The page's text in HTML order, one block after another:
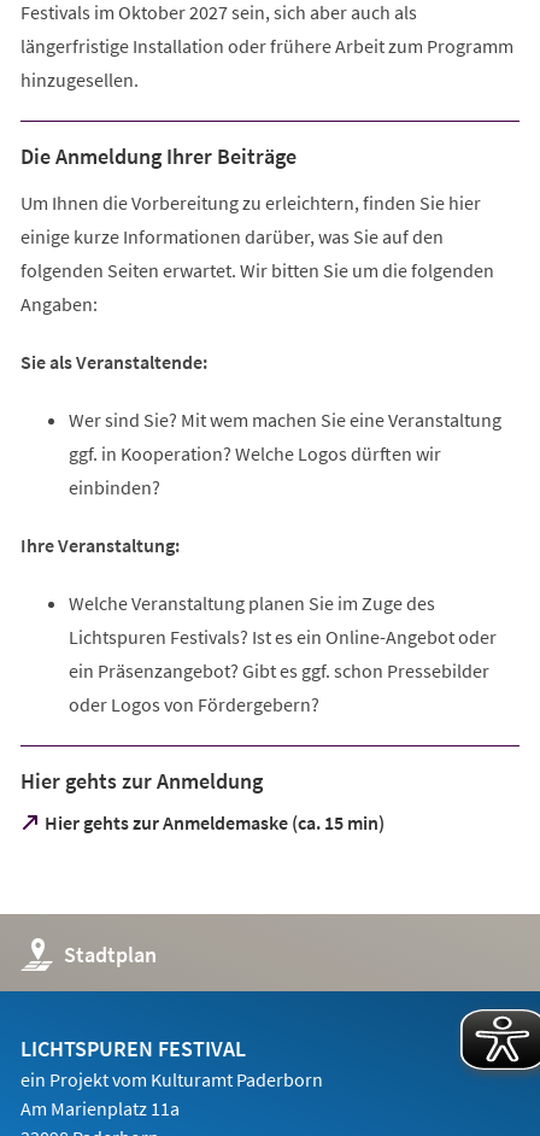
Festivals im Oktober 2027 sein, sich aber auch als
längerfristige Installation oder frühere Arbeit zum Programm
hinzugesellen.
Die Anmeldung Ihrer Beiträge
Um Ihnen die Vorbereitung zu erleichtern, finden Sie hier
einige kurze Informationen darüber, was Sie auf den
folgenden Seiten erwartet. Wir bitten Sie um die folgenden
Angaben:
Sie als Veranstaltende:
Wer sind Sie? Mit wem machen Sie eine Veranstaltung
ggf. in Kooperation? Welche Logos dürften wir
einbinden?
Ihre Veranstaltung:
Welche Veranstaltung planen Sie im Zuge des
Lichtspuren Festivals? Ist es ein Online-Angebot oder
ein Präsenzangebot? Gibt es ggf. schon Pressebilder
oder Logos von Fördergebern?
Hier gehts zur Anmeldung
Hier gehts zur Anmeldemaske (ca. 15 min)
(Öffnet
Tab)
Stadtplan
(Öffnet
in
einem
Tab)
LICHTSPUREN FESTIVAL
ein Projekt vom Kulturamt Paderborn
Am Marienplatz 11a